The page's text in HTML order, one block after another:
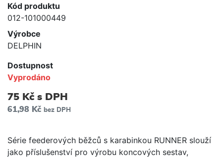
Kód produktu
012-101000449
Výrobce
DELPHIN
Dostupnost
Vyprodáno
75 Kč s DPH
61,98 Kč bez DPH
Série feederových běžců s karabinkou RUNNER slouží
jako příslušenství pro výrobu koncových sestav,